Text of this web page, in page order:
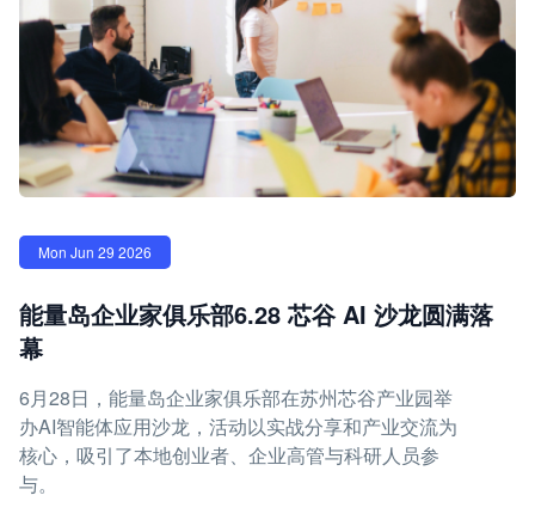
Mon Jun 29 2026
能量岛企业家俱乐部6.28 芯谷 AI 沙龙圆满落
幕
6月28日，能量岛企业家俱乐部在苏州芯谷产业园举
办AI智能体应用沙龙，活动以实战分享和产业交流为
核心，吸引了本地创业者、企业高管与科研人员参
与。